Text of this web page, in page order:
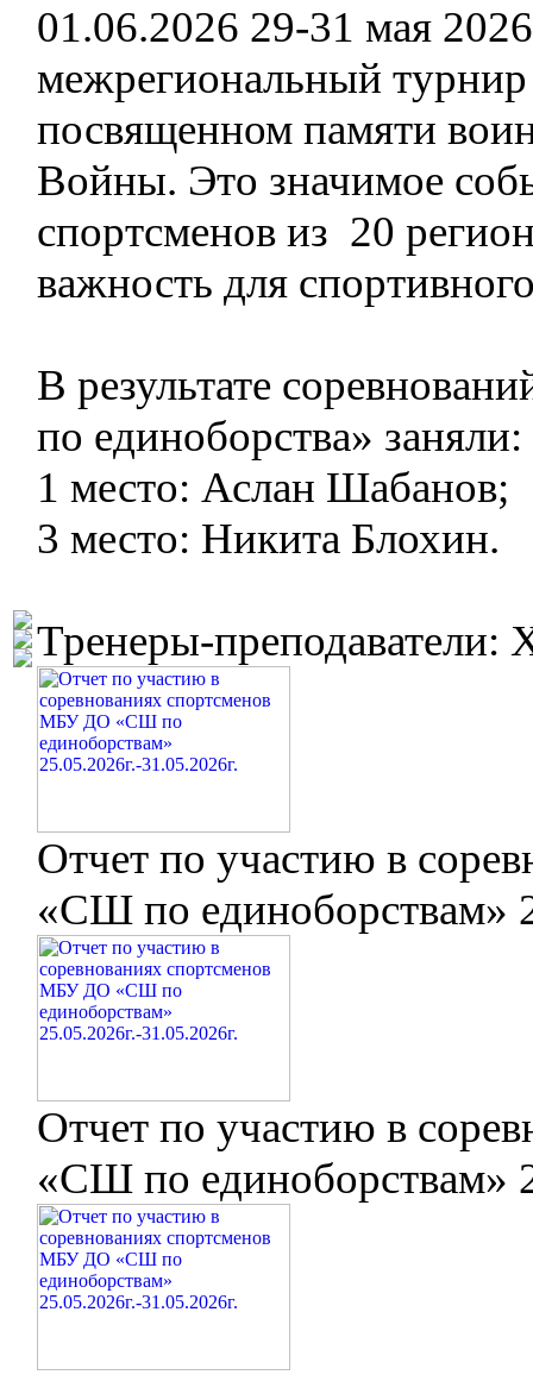
01.06.2026 29-31 мая 2026
межрегиональный
посвященном памяти
Войны. Это значимое
спортсменов из 20
важность для
В результате
по единоборства» заняли:
1 место: Аслан Шабанов;
3 место: Никита Блохин.
Тренеры-преподаватели:
Отчет по участию в
«СШ по единоборствам»
Отчет по участию в
«СШ по единоборствам»